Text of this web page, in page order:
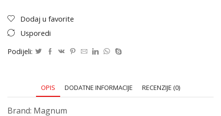
Dodaj u favorite
Usporedi
Podijeli:
OPIS DODATNE INFORMACIJE RECENZIJE (0)
Brand: Magnum